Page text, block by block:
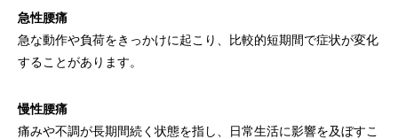
急性腰痛
急な動作や負荷をきっかけに起こり、比較的短期間で症状が変化
することがあります。
慢性腰痛
痛みや不調が長期間続く状態を指し、日常生活に影響を及ぼすこ